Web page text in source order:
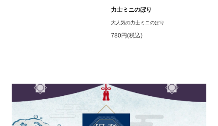
力士ミニのぼり
大人気の力士ミニのぼり
780円(税込)